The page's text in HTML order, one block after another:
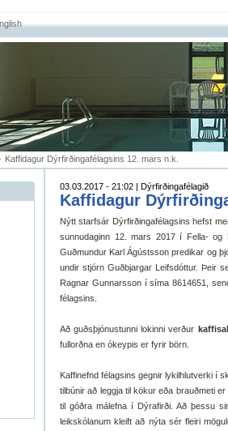
Kaffidagur Dýrfirðingafélagsins 12. mars n.k.
03.03.2017 - 21:02 | Dýrfirðingafélagið
Kaffidagur
Nýtt starfsár Dýrfirðingafélagsins hefst
sunnudaginn 12. mars 2017 í Fella-
Guðmundur Karl Ágústsson predikar og
undir stjórn Guðbjargar Leifsdóttur. Þeir
Ragnar Gunnarsson í síma 8614651,
félagsins.
Að guðsþjónustunni lokinni verður
fullorðna en ókeypis er fyrir börn.
Kaffinefnd félagsins gegnir lykilhlutverki í
tilbúnir að leggja til kökur eða brauðmeti
til góðra málefna í Dýrafirði. Að þessu
leikskólanum kleift að nýta sér fleiri